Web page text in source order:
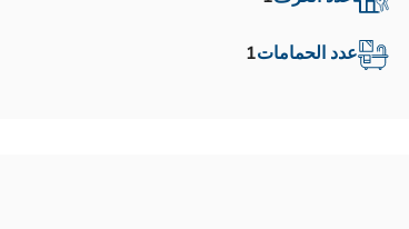
عدد الحمامات1